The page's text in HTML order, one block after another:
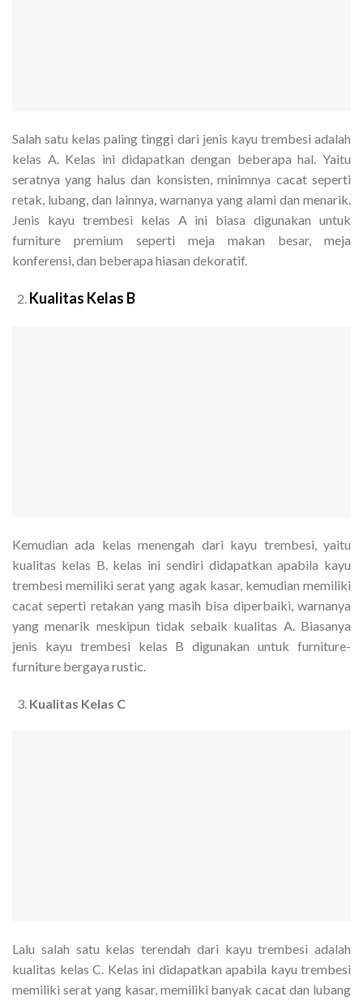
Salah satu kelas paling tinggi dari jenis kayu trembesi adalah
kelas A. Kelas ini didapatkan dengan beberapa hal. Yaitu
seratnya yang halus dan konsisten, minimnya cacat seperti
retak, lubang, dan lainnya, warnanya yang alami dan menarik.
Jenis kayu trembesi kelas A ini biasa digunakan untuk
furniture premium seperti meja makan besar, meja
konferensi, dan beberapa hiasan dekoratif.
Kualitas Kelas B
Kemudian ada kelas menengah dari kayu trembesi, yaitu
kualitas kelas B. kelas ini sendiri didapatkan apabila kayu
trembesi memiliki serat yang agak kasar, kemudian memiliki
cacat seperti retakan yang masih bisa diperbaiki, warnanya
yang menarik meskipun tidak sebaik kualitas A. Biasanya
jenis kayu trembesi kelas B digunakan untuk furniture-
furniture bergaya rustic.
Kualitas Kelas C
Lalu salah satu kelas terendah dari kayu trembesi adalah
kualitas kelas C. Kelas ini didapatkan apabila kayu trembesi
memiliki serat yang kasar, memiliki banyak cacat dan lubang